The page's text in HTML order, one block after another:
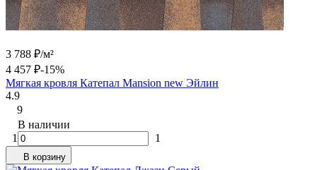
3 788 ₽/м²
4 457 ₽-15%
Мягкая кровля Катепал Mansion new Эйлин
4.9
9
В наличии
1
1
В корзину